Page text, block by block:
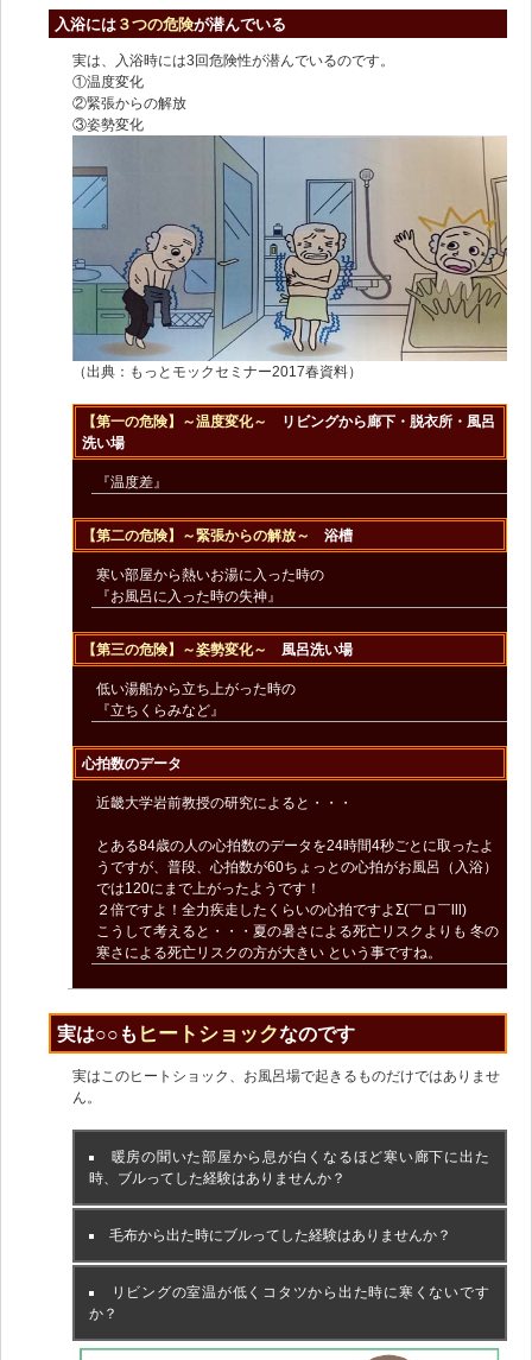
入浴には ３つの危険が潜んでいる
実は、入浴時には3回危険性が潜んでいるのです。
①温度変化
②緊張からの解放
③姿勢変化
（出典：もっとモックセミナー2017春資料）
【第一の危険】～温度変化～
リビングから廊下・脱衣所・風呂
洗い場
『温度差』
【第二の危険】 ～緊張からの解放～ 浴槽
寒い部屋から熱いお湯に入った時の
『お風呂に入った時の失神』
【第三の危険】～姿勢変化～ 風呂洗い場
低い湯船から立ち上がった時の
『立ちくらみなど』
心拍数のデータ
近畿大学岩前教授の研究によると・・・
とある84歳の人の心拍数のデータを24時間4秒ごとに取ったよ
うですが、普段、心拍数が60ちょっとの心拍がお風呂（入浴）
では120にまで上がったようです！
２倍ですよ！全力疾走したくらいの心拍ですよΣ(￣ロ￣lll)
こうして考えると・・・夏の暑さによる死亡リスクよりも 冬の
寒さによる死亡リスクの方が大きい という事ですね。
実は○○も ヒートショックなのです
実はこのヒートショック、お風呂場で起きるものだけではありませ
ん。
暖房の聞いた部屋から息が白くなるほど寒い廊下に出た
時、ブルってした経験はありませんか？
毛布から出た時にブルってした経験はありませんか？
リビングの室温が低くコタツから出た時に寒くないです
か？